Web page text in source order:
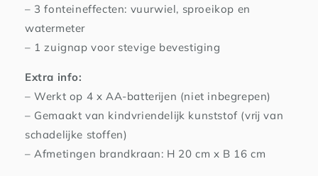
– 3 fonteineffecten: vuurwiel, sproeikop en
watermeter
– 1 zuignap voor stevige bevestiging
Extra info:
– Werkt op 4 x AA-batterijen (niet inbegrepen)
– Gemaakt van kindvriendelijk kunststof (vrij van
schadelijke stoffen)
– Afmetingen brandkraan: H 20 cm x B 16 cm